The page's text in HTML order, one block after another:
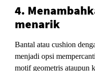
4.
menarik
Bantal atau cushion
menjadi opsi
motif geometris ataupun